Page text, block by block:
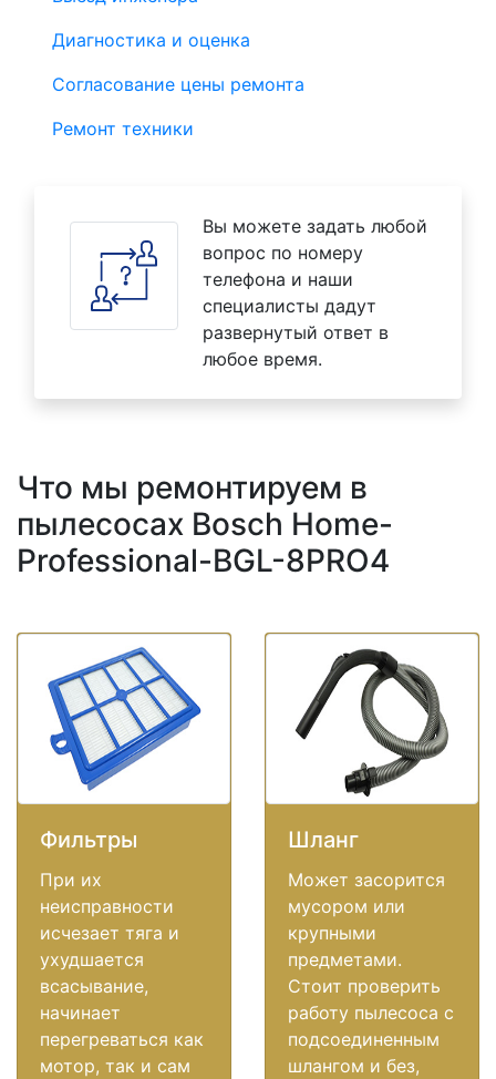
Диагностика и оценка
Согласование цены ремонта
Ремонт техники
Вы можете задать любой
вопрос по номеру
телефона и наши
специалисты дадут
развернутый ответ в
любое время.
Что мы ремонтируем в
пылесосах Bosch Home-
Professional-BGL-8PRO4
Фильтры
При их
неисправности
исчезает тяга и
ухудшается
всасывание,
начинает
перегреваться как
мотор, так и сам
Шланг
Может засорится
мусором или
крупными
предметами.
Стоит проверить
работу пылесоса с
подсоединенным
шлангом и без,